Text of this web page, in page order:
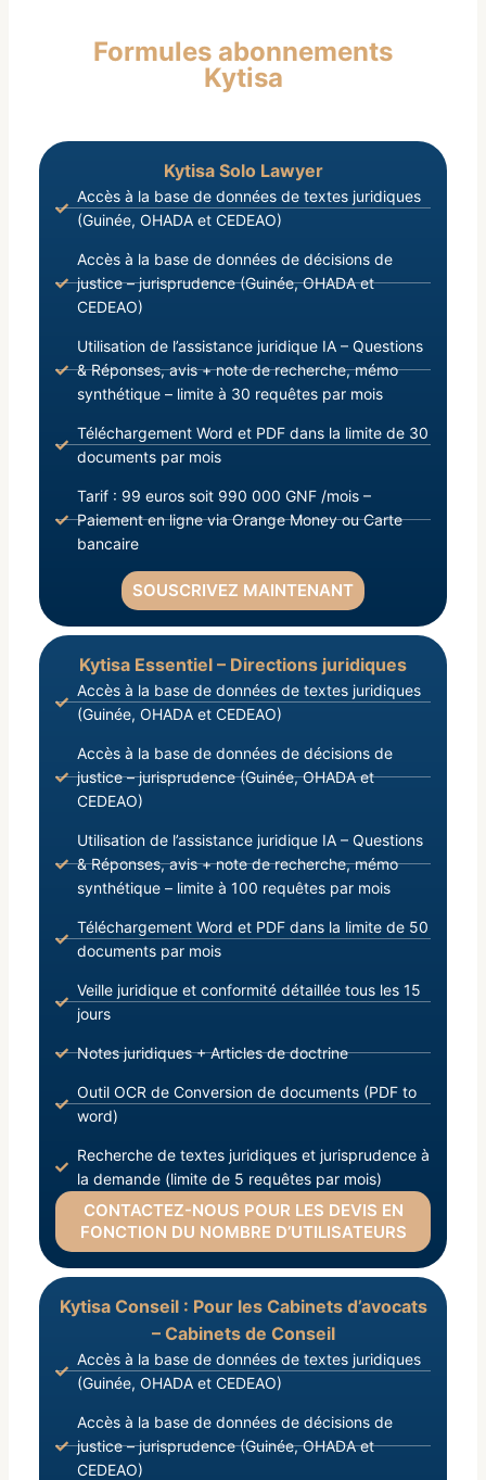
Formules abonnements
Kytisa
Kytisa Solo Lawyer
Accès à la base de données de textes juridiques
(Guinée, OHADA et CEDEAO)
Accès à la base de données de décisions de
justice – jurisprudence (Guinée, OHADA et
CEDEAO)
Utilisation de l’assistance juridique IA – Questions
& Réponses, avis + note de recherche, mémo
synthétique – limite à 30 requêtes par mois
Téléchargement Word et PDF dans la limite de 30
documents par mois
Tarif : 99 euros soit 990 000 GNF /mois –
Paiement en ligne via Orange Money ou Carte
bancaire
SOUSCRIVEZ MAINTENANT
Kytisa Essentiel – Directions juridiques
Accès à la base de données de textes juridiques
(Guinée, OHADA et CEDEAO)
Accès à la base de données de décisions de
justice – jurisprudence (Guinée, OHADA et
CEDEAO)
Utilisation de l’assistance juridique IA – Questions
& Réponses, avis + note de recherche, mémo
synthétique – limite à 100 requêtes par mois
Téléchargement Word et PDF dans la limite de 50
documents par mois
Veille juridique et conformité détaillée tous les 15
jours
Notes juridiques + Articles de doctrine
Outil OCR de Conversion de documents (PDF to
word)
Recherche de textes juridiques et jurisprudence à
la demande (limite de 5 requêtes par mois)
CONTACTEZ-NOUS POUR LES DEVIS EN
FONCTION DU NOMBRE D’UTILISATEURS
Kytisa Conseil : Pour les Cabinets d’avocats
– Cabinets de Conseil
Accès à la base de données de textes juridiques
(Guinée, OHADA et CEDEAO)
Accès à la base de données de décisions de
justice – jurisprudence (Guinée, OHADA et
CEDEAO)